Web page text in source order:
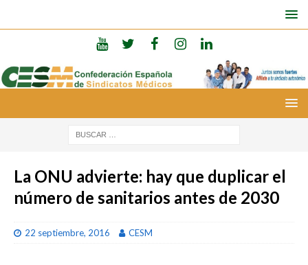
La ONU advierte: hay que duplicar el
número de sanitarios antes de 2030
22 septiembre, 2016 CESM